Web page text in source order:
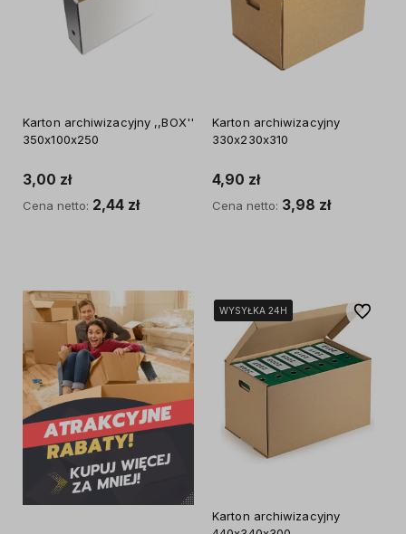
Karton archiwizacyjny ,,BOX''
350x100x250
3,00 zł
Cena netto: 2,44 zł
Karton archiwizacyjny
330x230x310
4,90 zł
Cena netto: 3,98 zł
WYSYŁKA 24H
WYSYŁKA 24H
WYSYŁKA 24H
Karton archiwizacyjny
Do